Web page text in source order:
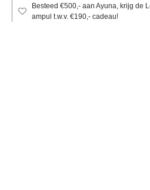
Besteed €500,- aan Ayuna, krijg de
ampul t.w.v. €190,- cadeau!